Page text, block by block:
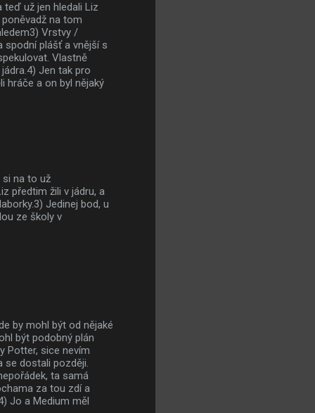
teď už jen hledali Liz
na tom
Vrstvy /
spodní plášť a vnější s
Vlastně
Jen tak pro
hráče a on byl nějaký
si na to už
předtim žili v jádru, a
Jedinej bod, u
ze školy v
by mohl být od nějaké
být podobný plán
Potter, sice nevím
se dostali později.
ta samá
za tou zdí a
Jo a Medium měl